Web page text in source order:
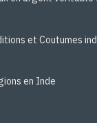
et Coutumes
en Inde